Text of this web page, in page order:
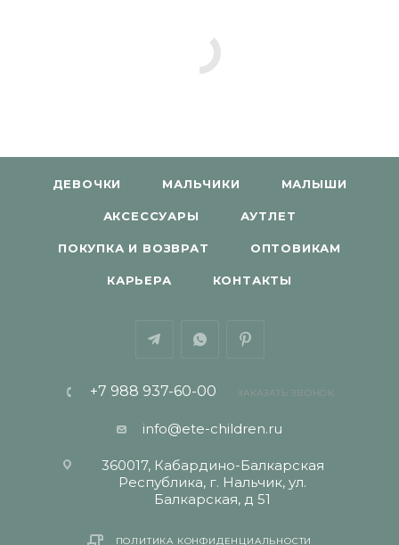
ДЕВОЧКИ МАЛЬЧИКИ МАЛЫШИ
АКСЕССУАРЫ АУТЛЕТ
ПОКУПКА И ВОЗВРАТ ОПТОВИКАМ
КАРЬЕРА КОНТАКТЫ
+7 988 937-60-00 ЗАКАЗАТЬ ЗВОНОК
info@ete-children.ru
360017, Кабардино-Балкарская
Республика, г. Нальчик, ул.
Балкарская, д 51
ПОЛИТИКА КОНФИДЕНЦИАЛЬНОСТИ